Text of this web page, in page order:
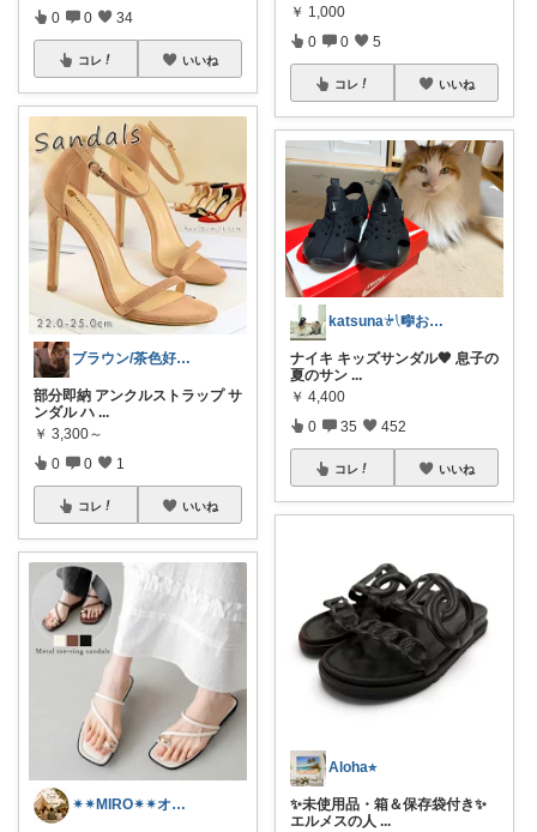
0 0 34
コレ いいね
ブラウン/茶色好き🤎ノブたん
部分即納 アンクルストラップ サ
ンダル ハ ...
￥ 3,300～
0 0 1
コレ いいね
✴︎✴︎MIRO✴︎✴︎オススメroom
￥ 1,000
0 0 5
コレ いいね
katsuna𓍯🎼お返事遅れます🐢
ナイキ キッズサンダル🖤 息子の
夏のサン ...
￥ 4,400
0 35 452
コレ いいね
Aloha⭐︎
✨未使用品・箱＆保存袋付き✨
エルメスの人 ...